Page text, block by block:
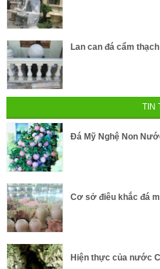
Lan can đá cẩm
TIN
Đá Mỹ Nghệ Non
Cơ sở điêu khắc đá
Hiện thực của nước